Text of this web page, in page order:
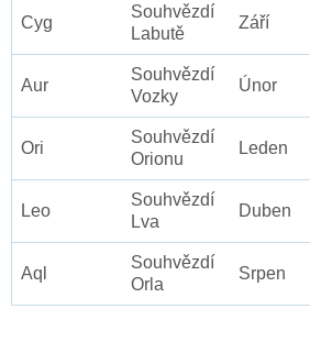
Cyg
Souhvězdí
Labutě
Září
Aur
Souhvězdí
Vozky
Únor
Ori
Souhvězdí
Orionu
Leden
Leo
Souhvězdí
Lva
Duben
Aql
Souhvězdí
Orla
Srpen